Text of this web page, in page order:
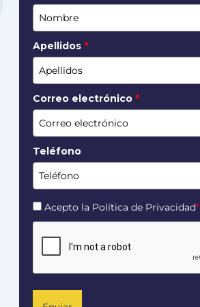
Apellidos *
Correo electrónico *
Teléfono
Acepto la Política de Privacidad*